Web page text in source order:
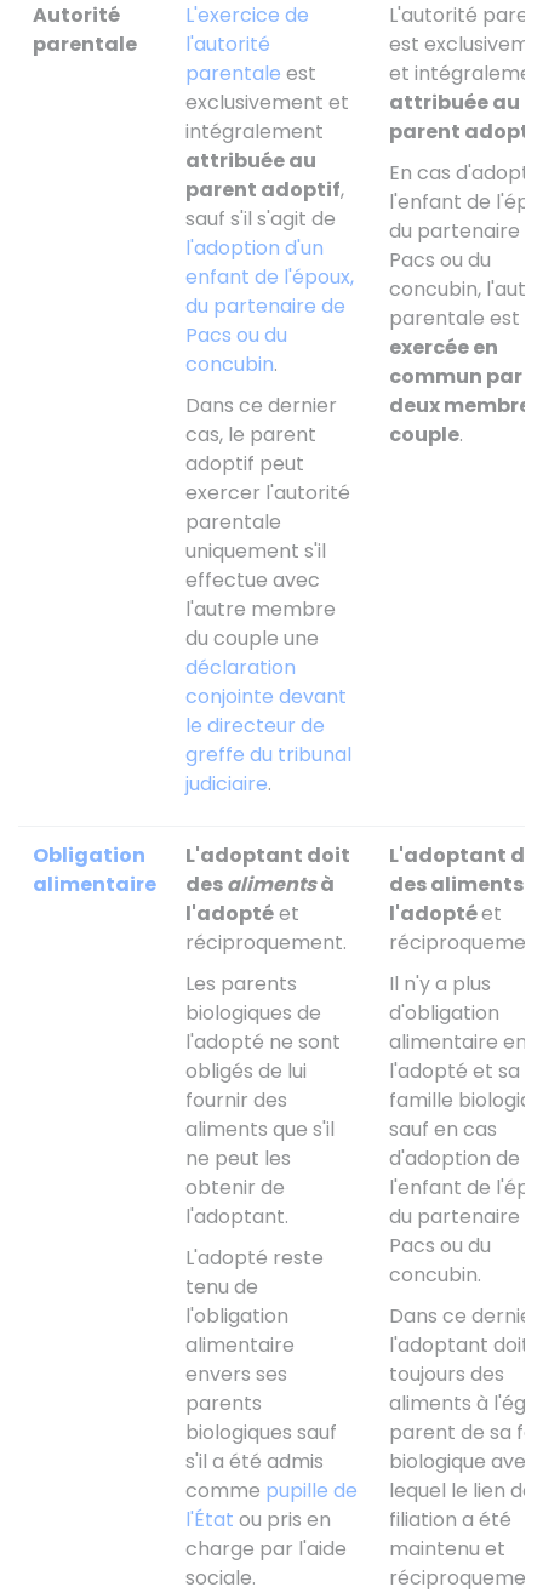
Autorité
parentale
L'exercice de
l'autorité
parentale est
exclusivement et
intégralement
attribuée au
parent adoptif,
sauf s'il s'agit de
l'adoption d'un
enfant de l'époux,
du partenaire de
Pacs ou du
concubin.
Dans ce dernier
cas, le parent
adoptif peut
exercer l'autorité
parentale
uniquement s'il
effectue avec
l'autre membre
du couple une
déclaration
conjointe devant
le directeur de
greffe du tribunal
judiciaire.
L'autorité
est
et
attribuée au
parent adoptif
En cas
l'enfant de
du partenaire
Pacs ou du
concubin,
parentale est
exercée en
commun par
deux
couple.
Obligation
alimentaire
L'adoptant doit
desalimentsà
l'adoptéet
réciproquement.
Les parents
biologiques de
l'adopté ne sont
obligés de lui
fournir des
aliments que s'il
ne peut les
obtenir de
l'adoptant.
L'adopté reste
tenu de
l'obligation
alimentaire
envers ses
parents
biologiques sauf
s'il a été admis
comme pupille de
l'État ou pris en
charge par l'aide
sociale.
L'adoptant
des aliments à
l'adoptéet
Il n'y a plus
d'obligation
alimentaire
l'adopté et sa
famille
sauf en cas
d'adoption de
l'enfant de
du partenaire
Pacs ou du
concubin.
Dans ce
l'adoptant doit
toujours des
aliments à
parent de sa
biologique avec
lequel le lien de
filiation a été
maintenu et